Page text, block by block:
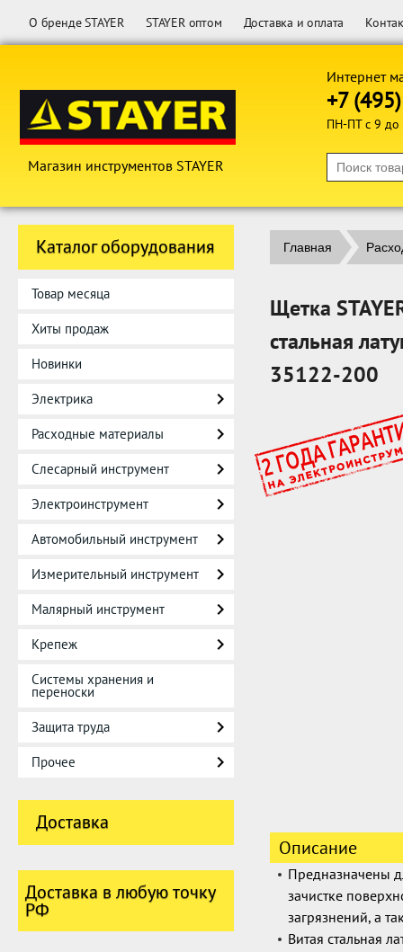
О бренде STAYER STAYER оптом Доставка и оплата
Магазин инструментов STAYER
Интернет
+7
ПН-ПТ с 9 до
Каталог оборудования
Товар месяца
Хиты продаж
Новинки
Электрика
Расходные материалы
Слесарный инструмент
Электроинструмент
Автомобильный инструмент
Измерительный инструмент
Малярный инструмент
Крепеж
Системы хранения и
переноски
Защита труда
Прочее
Доставка
Доставка в любую точку
РФ
Главная
Щетка
стальная
35122-200
Описание
Предназначены
зачистке
загрязнений, а
Витая стальная